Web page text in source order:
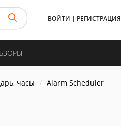
ВОЙТИ | РЕГИСТРАЦИЯ
часы Alarm Scheduler